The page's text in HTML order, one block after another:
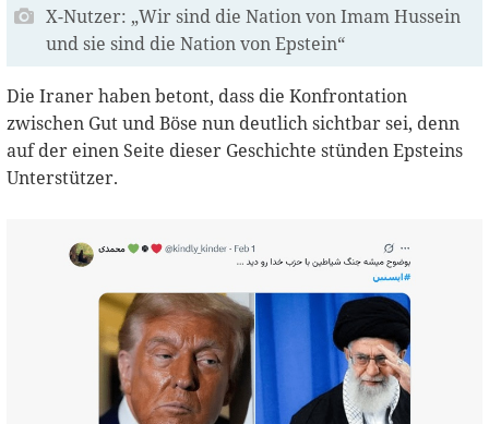
X-Nutzer: „Wir sind die Nation von Imam Hussein
und sie sind die Nation von Epstein“
Die Iraner haben betont, dass die Konfrontation
zwischen Gut und Böse nun deutlich sichtbar sei, denn
auf der einen Seite dieser Geschichte stünden Epsteins
Unterstützer.